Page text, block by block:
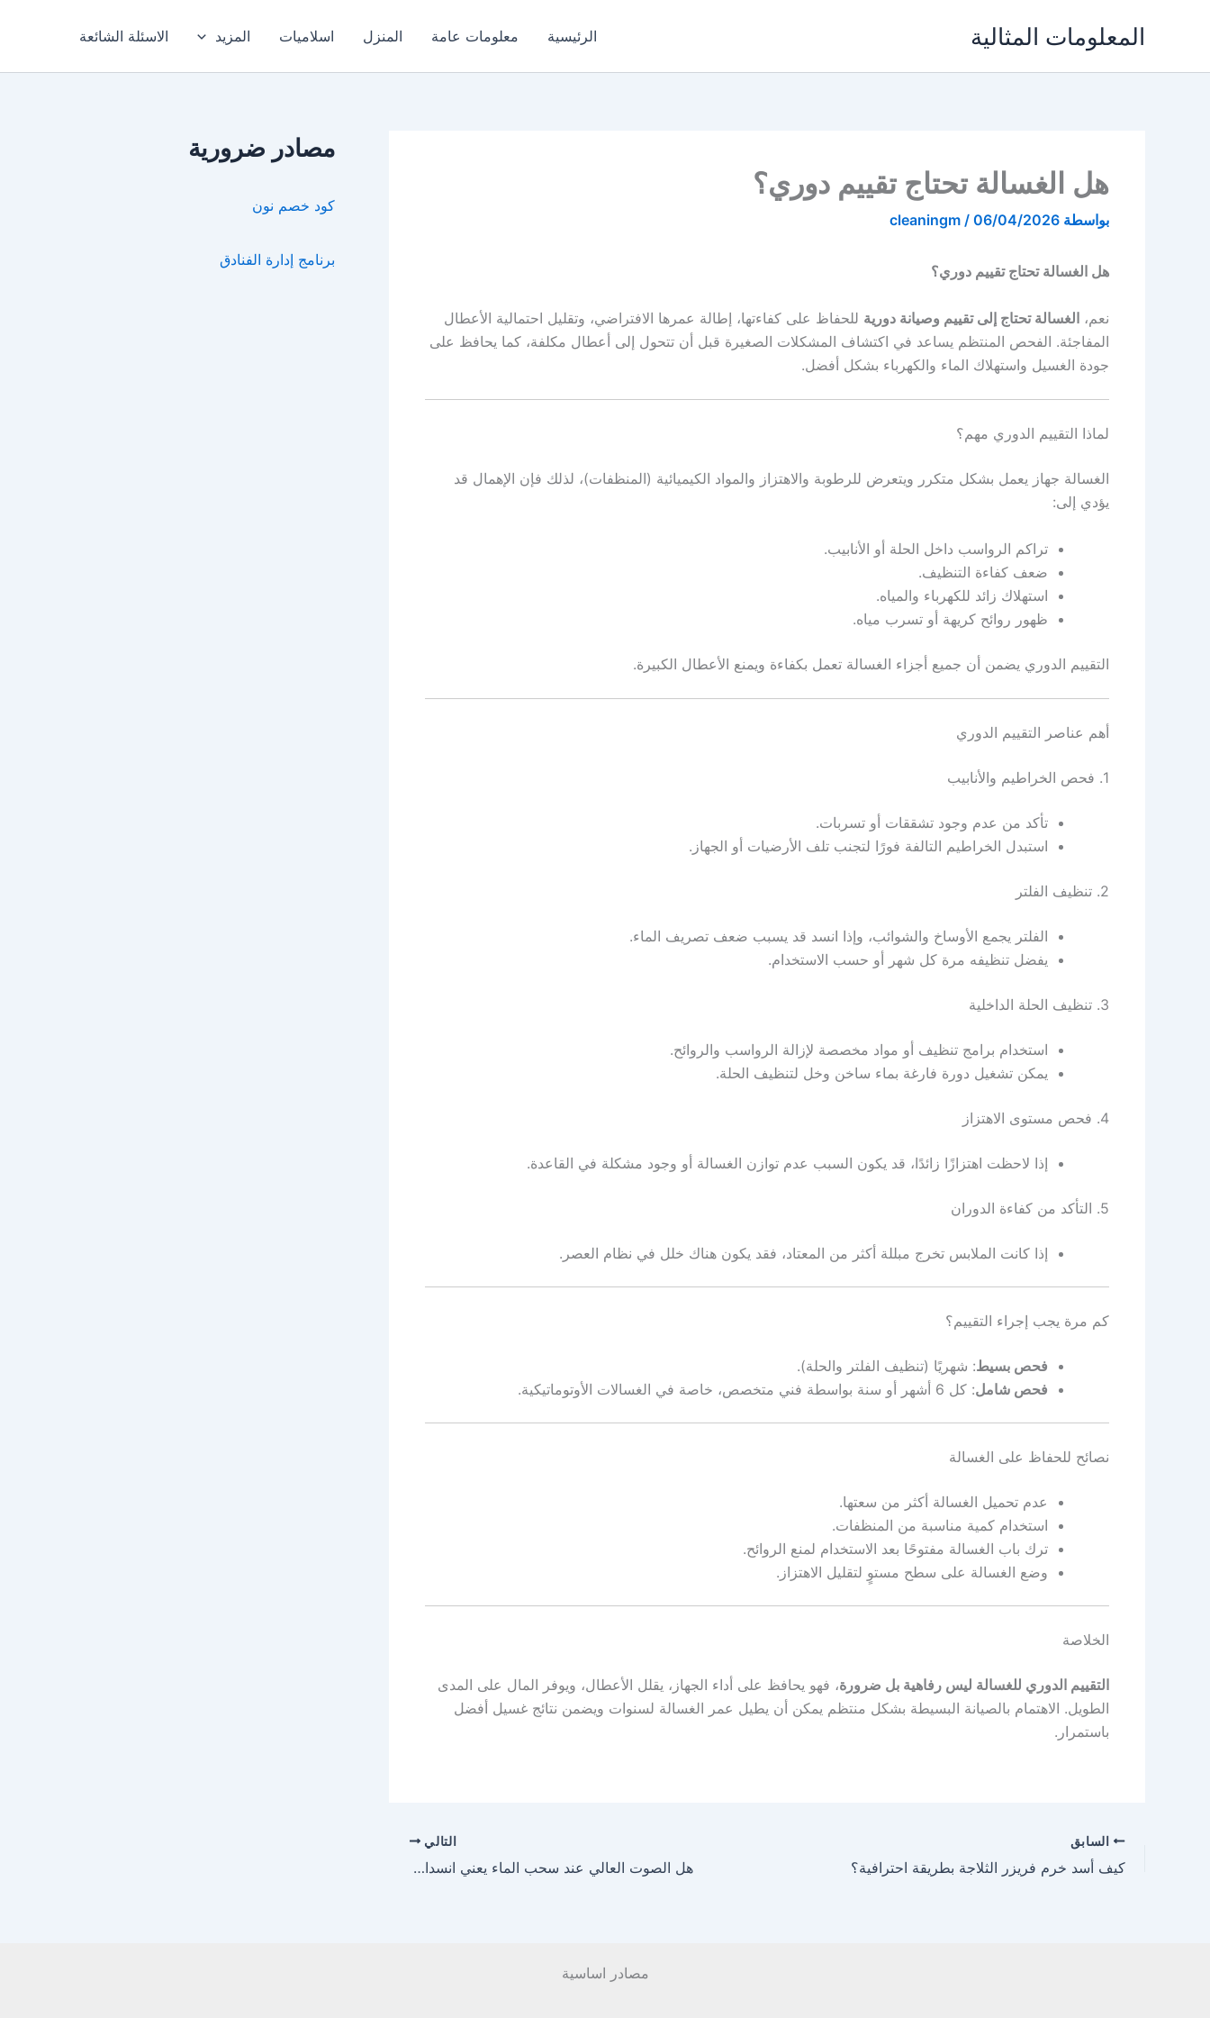
المعلومات المثالية الرئيسية معلومات عامة المنزل اسلاميات المزيد الاسئلة الشائعة
هل الغسالة تحتاج تقييم دوري؟
بواسطة cleaningm / 06/04/2026
هل الغسالة تحتاج تقييم دوري؟
نعم، الغسالة تحتاج إلى تقييم وصيانة دورية للحفاظ على كفاءتها، إطالة عمرها الافتراضي، وتقليل احتمالية الأعطال
المفاجئة. الفحص المنتظم يساعد في اكتشاف المشكلات الصغيرة قبل أن تتحول إلى أعطال مكلفة، كما يحافظ على
جودة الغسيل واستهلاك الماء والكهرباء بشكل أفضل.
لماذا التقييم الدوري مهم؟
الغسالة جهاز يعمل بشكل متكرر ويتعرض للرطوبة والاهتزاز والمواد الكيميائية (المنظفات)، لذلك فإن الإهمال قد
يؤدي إلى:
تراكم الرواسب داخل الحلة أو الأنابيب.
ضعف كفاءة التنظيف.
استهلاك زائد للكهرباء والمياه.
ظهور روائح كريهة أو تسرب مياه.
التقييم الدوري يضمن أن جميع أجزاء الغسالة تعمل بكفاءة ويمنع الأعطال الكبيرة.
أهم عناصر التقييم الدوري
1. فحص الخراطيم والأنابيب
تأكد من عدم وجود تشققات أو تسربات.
استبدل الخراطيم التالفة فورًا لتجنب تلف الأرضيات أو الجهاز.
2. تنظيف الفلتر
الفلتر يجمع الأوساخ والشوائب، وإذا انسد قد يسبب ضعف تصريف الماء.
يفضل تنظيفه مرة كل شهر أو حسب الاستخدام.
3. تنظيف الحلة الداخلية
استخدام برامج تنظيف أو مواد مخصصة لإزالة الرواسب والروائح.
يمكن تشغيل دورة فارغة بماء ساخن وخل لتنظيف الحلة.
4. فحص مستوى الاهتزاز
إذا لاحظت اهتزازًا زائدًا، قد يكون السبب عدم توازن الغسالة أو وجود مشكلة في القاعدة.
5. التأكد من كفاءة الدوران
إذا كانت الملابس تخرج مبللة أكثر من المعتاد، فقد يكون هناك خلل في نظام العصر.
كم مرة يجب إجراء التقييم؟
فحص بسيط: شهريًا (تنظيف الفلتر والحلة).
فحص شامل: كل 6 أشهر أو سنة بواسطة فني متخصص، خاصة في الغسالات الأوتوماتيكية.
نصائح للحفاظ على الغسالة
عدم تحميل الغسالة أكثر من سعتها.
استخدام كمية مناسبة من المنظفات.
ترك باب الغسالة مفتوحًا بعد الاستخدام لمنع الروائح.
وضع الغسالة على سطح مستوٍ لتقليل الاهتزاز.
الخلاصة
التقييم الدوري للغسالة ليس رفاهية بل ضرورة، فهو يحافظ على أداء الجهاز، يقلل الأعطال، ويوفر المال على المدى
الطويل. الاهتمام بالصيانة البسيطة بشكل منتظم يمكن أن يطيل عمر الغسالة لسنوات ويضمن نتائج غسيل أفضل
باستمرار.
السابق
كيف أسد خرم فريزر الثلاجة بطريقة احترافية؟
التالي
هل الصوت العالي عند سحب الماء يعني انسداد الفلتر الشبكي؟
مصادر ضرورية
كود خصم نون
برنامج إدارة الفنادق
مصادر اساسية